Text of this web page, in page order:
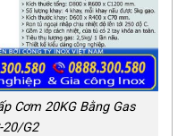
Cơm 20KG Bằng Gas
20/G2